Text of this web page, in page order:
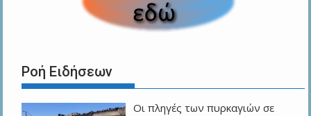
Ροή Ειδήσεων
Οι πληγές των πυρκαγιών σε